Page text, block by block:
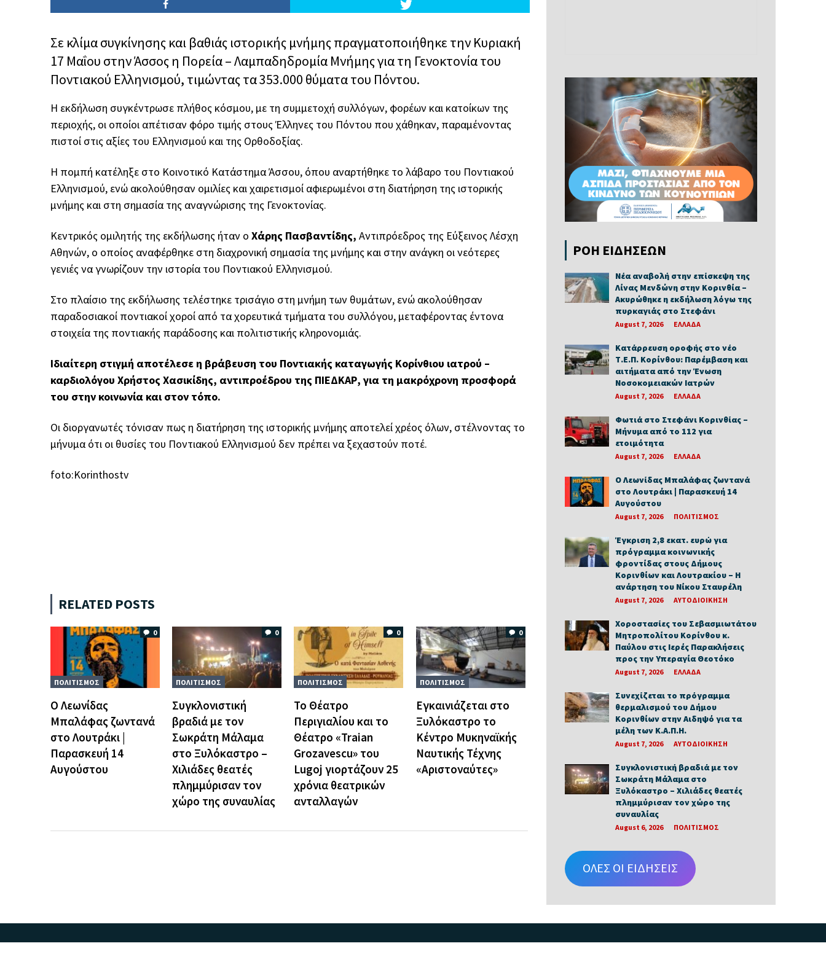
Σε κλίμα συγκίνησης και βαθιάς ιστορικής μνήμης πραγματοποιήθηκε την Κυριακή
17 Μαΐου στην Άσσος η Πορεία – Λαμπαδηδρομία Μνήμης για τη Γενοκτονία του
Ποντιακού Ελληνισμού, τιμώντας τα 353.000 θύματα του Πόντου.
Η εκδήλωση συγκέντρωσε πλήθος κόσμου, με τη συμμετοχή συλλόγων, φορέων και κατοίκων της
περιοχής, οι οποίοι απέτισαν φόρο τιμής στους Έλληνες του Πόντου που χάθηκαν, παραμένοντας
πιστοί στις αξίες του Ελληνισμού και της Ορθοδοξίας.
Η πομπή κατέληξε στο Κοινοτικό Κατάστημα Άσσου, όπου αναρτήθηκε το λάβαρο του Ποντιακού
Ελληνισμού, ενώ ακολούθησαν ομιλίες και χαιρετισμοί αφιερωμένοι στη διατήρηση της ιστορικής
μνήμης και στη σημασία της αναγνώρισης της Γενοκτονίας.
Κεντρικός ομιλητής της εκδήλωσης ήταν ο Χάρης Πασβαντίδης, Αντιπρόεδρος της Εύξεινος Λέσχη
Αθηνών, ο οποίος αναφέρθηκε στη διαχρονική σημασία της μνήμης και στην ανάγκη οι νεότερες
γενιές να γνωρίζουν την ιστορία του Ποντιακού Ελληνισμού.
Στο πλαίσιο της εκδήλωσης τελέστηκε τρισάγιο στη μνήμη των θυμάτων, ενώ ακολούθησαν
παραδοσιακοί ποντιακοί χοροί από τα χορευτικά τμήματα του συλλόγου, μεταφέροντας έντονα
στοιχεία της ποντιακής παράδοσης και πολιτιστικής κληρονομιάς.
Ιδιαίτερη στιγμή αποτέλεσε η βράβευση του Ποντιακής καταγωγής Κορίνθιου ιατρού –
καρδιολόγου Χρήστος Χασικίδης, αντιπροέδρου της ΠΙΕΔΚΑΡ, για τη μακρόχρονη προσφορά
του στην κοινωνία και στον τόπο.
Οι διοργανωτές τόνισαν πως η διατήρηση της ιστορικής μνήμης αποτελεί χρέος όλων, στέλνοντας το
μήνυμα ότι οι θυσίες του Ποντιακού Ελληνισμού δεν πρέπει να ξεχαστούν ποτέ.
foto:Κorinthostv
RELATED POSTS
0
ΠΟΛΙΤΙΣΜΟΣ
Ο Λεωνίδας
Μπαλάφας ζωντανά
στο Λουτράκι |
Παρασκευή 14
Αυγούστου
0
ΠΟΛΙΤΙΣΜΟΣ
Συγκλονιστική
βραδιά με τον
Σωκράτη Μάλαμα
στο Ξυλόκαστρο –
Χιλιάδες θεατές
πλημμύρισαν τον
χώρο της συναυλίας
0
ΠΟΛΙΤΙΣΜΟΣ
Το Θέατρο
Περιγιαλίου και το
Θέατρο «Traian
Grozavescu» του
Lugoj γιορτάζουν 25
χρόνια θεατρικών
ανταλλαγών
0
ΠΟΛΙΤΙΣΜΟΣ
Εγκαινιάζεται στο
Ξυλόκαστρο το
Κέντρο Μυκηναϊκής
Ναυτικής Τέχνης
«Αριστοναύτες»
ΡΟΗ ΕΙΔΗΣΕΩΝ
Νέα αναβολή στην επίσκεψη της
Λίνας Μενδώνη στην Κορινθία –
Ακυρώθηκε η εκδήλωση λόγω της
πυρκαγιάς στο Στεφάνι
August 7, 2026 ΕΛΛΑΔΑ
Κατάρρευση οροφής στο νέο
Τ.Ε.Π. Κορίνθου: Παρέμβαση και
αιτήματα από την Ένωση
Νοσοκομειακών Ιατρών
August 7, 2026 ΕΛΛΑΔΑ
Φωτιά στο Στεφάνι Κορινθίας –
Μήνυμα από το 112 για
ετοιμότητα
August 7, 2026 ΕΛΛΑΔΑ
Ο Λεωνίδας Μπαλάφας ζωντανά
στο Λουτράκι | Παρασκευή 14
Αυγούστου
August 7, 2026 ΠΟΛΙΤΙΣΜΟΣ
Έγκριση 2,8 εκατ. ευρώ για
πρόγραμμα κοινωνικής
φροντίδας στους Δήμους
Κορινθίων και Λουτρακίου – Η
ανάρτηση του Νίκου Σταυρέλη
August 7, 2026 ΑΥΤΟΔΙΟΙΚΗΣΗ
Χοροστασίες του Σεβασμιωτάτου
Μητροπολίτου Κορίνθου κ.
Παύλου στις Ιερές Παρακλήσεις
προς την Υπεραγία Θεοτόκο
August 7, 2026 ΕΛΛΑΔΑ
Συνεχίζεται το πρόγραμμα
θερμαλισμού του Δήμου
Κορινθίων στην Αιδηψό για τα
μέλη των Κ.Α.Π.Η.
August 7, 2026 ΑΥΤΟΔΙΟΙΚΗΣΗ
Συγκλονιστική βραδιά με τον
Σωκράτη Μάλαμα στο
Ξυλόκαστρο – Χιλιάδες θεατές
πλημμύρισαν τον χώρο της
συναυλίας
August 6, 2026 ΠΟΛΙΤΙΣΜΟΣ
ΟΛΕΣ ΟΙ ΕΙΔΗΣΕΙΣ